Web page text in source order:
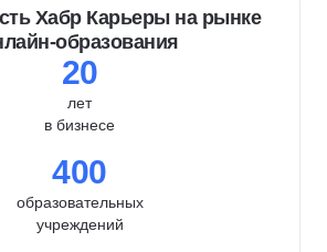
Хабр Карьеры на рынке
образования
20
лет
в бизнесе
400
образовательных
учреждений